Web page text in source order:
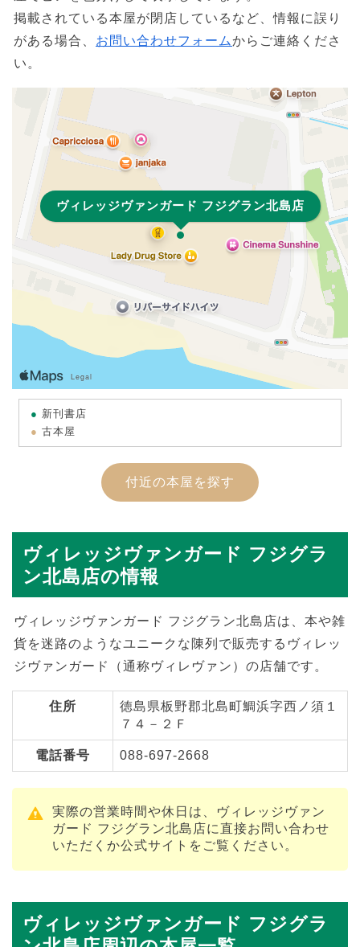
掲載されている本屋が閉店しているなど、情報に誤り
がある場合、 お問い合わせフォームからご連絡くださ
い。
ヴィレッジヴァンガード フジグラン北島店
新刊書店
古本屋
付近の本屋を探す
ヴィレッジヴァンガード フジグラ
ン北島店の情報
ヴィレッジヴァンガード フジグラン北島店は、本や雑
貨を迷路のようなユニークな陳列で販売するヴィレッ
ジヴァンガード（通称ヴィレヴァン）の店舗です。
住所
徳島県板野郡北島町鯛浜字西ノ須１
７４－２Ｆ
電話番号 088-697-2668
実際の営業時間や休日は、ヴィレッジヴァン
ガード フジグラン北島店に直接お問い合わせ
いただくか公式サイトをご覧ください。
ヴィレッジヴァンガード フジグラ